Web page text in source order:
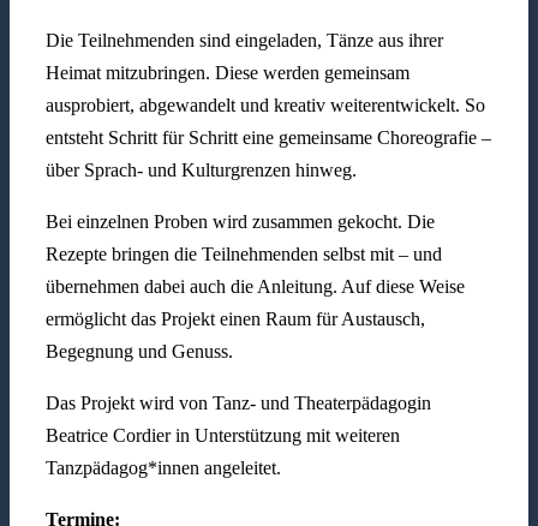
Die Teilnehmenden sind eingeladen, Tänze aus ihrer
Heimat mitzubringen. Diese werden gemeinsam
ausprobiert, abgewandelt und kreativ weiterentwickelt. So
entsteht Schritt für Schritt eine gemeinsame Choreografie –
über Sprach- und Kulturgrenzen hinweg.
Bei einzelnen Proben wird zusammen gekocht. Die
Rezepte bringen die Teilnehmenden selbst mit – und
übernehmen dabei auch die Anleitung. Auf diese Weise
ermöglicht das Projekt einen Raum für Austausch,
Begegnung und Genuss.
Das Projekt wird von Tanz- und Theaterpädagogin
Beatrice Cordier in Unterstützung mit weiteren
Tanzpädagog*innen angeleitet.
Termine: